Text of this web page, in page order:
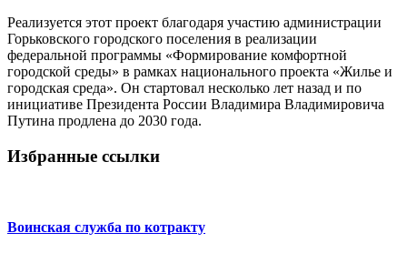
Реализуется этот проект благодаря участию администрации
Горьковского городского поселения в реализации
федеральной программы «Формирование комфортной
городской среды» в рамках национального проекта «Жилье и
городская среда». Он стартовал несколько лет назад и по
инициативе Президента России Владимира Владимировича
Путина продлена до 2030 года.
Избранные ссылки
Воинская служба по котракту